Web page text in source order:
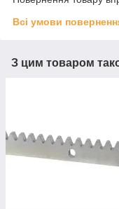
Всі умови
З цим товаром